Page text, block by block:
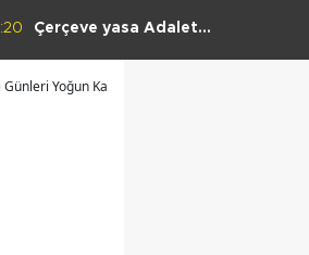
Çerçeve yasa Adalet
Yoğun Katılımla Tamamlandı